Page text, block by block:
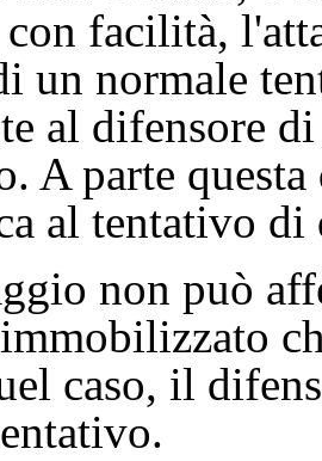
facilità,
un normale
al difensore
A parte
al tentativo di
non può
caso, il